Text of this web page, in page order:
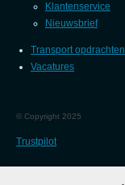
Klantenservice
Nieuwsbrief
Transport opdrachten
Vacatures
© Copyright 2025
Trustpilot